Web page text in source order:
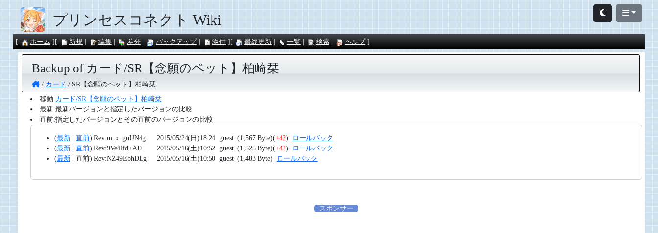
プリンセスコネクト Wiki
ホーム 新規 編集 差分 バックアップ 添付 最終更新 一覧 検索 ヘルプ
Backup of カード/SR【念願のペット】柏崎栞
カード
SR【念願のペット】柏崎栞
移動:カード/SR【念願のペット】柏崎栞
最新:最新バージョンと指定したバージョンの比較
直前:指定したバージョンとその直前のバージョンの比較
(最新 直前) Rev:m_x_guUN4g 2015/05/24(日)18:24 guest (1,567 Byte)(+42)
ロールバック
(最新 直前) Rev:9Ve4lfd+AD 2015/05/16(土)10:52 guest (1,525 Byte)(+42)
ロールバック
(最新 直前) Rev:NZ49EbhDLg 2015/05/16(土)10:50 guest (1,483 Byte) ロールバック
スポンサー